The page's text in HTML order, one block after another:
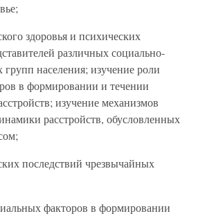
здоровья и психических
различных социально-
населения; изучение роли
в формировании и течении
изучение механизмов
расстройств, обусловленных
последствий чрезвычайных
факторов в формировании